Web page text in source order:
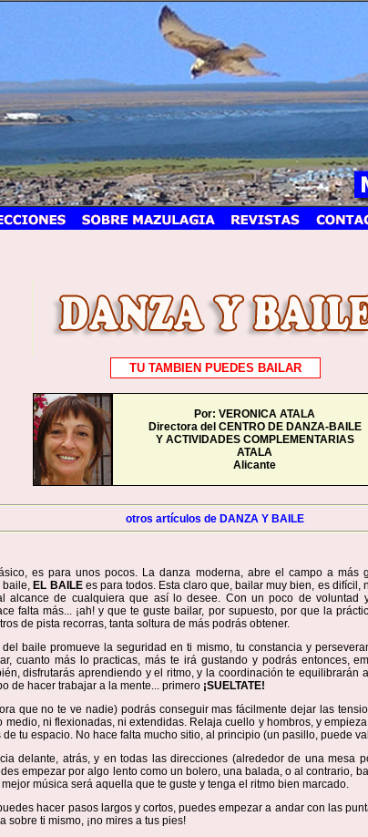
TU TAMBIEN PUEDES BAILAR
Por: VERONICA ATALA
Directora del CENTRO DE DANZA-BAILE
Y ACTIVIDADES COMPLEMENTARIAS
ATALA
Alicante
otros artículos de DANZA Y BAILE
es para unos pocos. La danza moderna, abre el campo a más
baile, EL BAILEes para todos. Esta claro que, bailar muy bien, es difícil,
alcance de cualquiera que así lo desee. Con un poco de voluntad
falta más... ¡ah! y que te guste bailar, por supuesto, por que la
de pista recorras, tanta soltura de más podrás obtener.
del baile promueve la seguridad en ti mismo, tu constancia y
cuanto más lo practicas, más te irá gustando y podrás entonces,
disfrutarás aprendiendo y el ritmo, y la coordinación te equilibrarán
de hacer trabajar a la mente... primero ¡SUELTATE!
que no te ve nadie) podrás conseguir mas fácilmente dejar las
medio, ni flexionadas, ni extendidas. Relaja cuello y hombros, y
tu espacio. No hace falta mucho sitio, al principio (un pasillo, puede
delante, atrás, y en todas las direcciones (alrededor de una mesa
empezar por algo lento como un bolero, una balada, o al contrario,
mejor música será aquella que te guste y tenga el ritmo bien marcado.
hacer pasos largos y cortos, puedes empezar a andar con las
sobre ti mismo, ¡no mires a tus pies!